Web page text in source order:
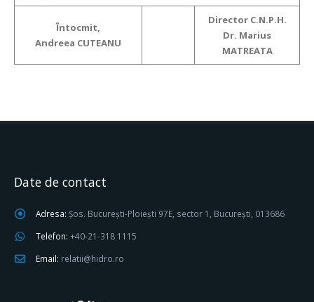
Întocmit,
Andreea CUTEANU
Director C.N.P.H.
Dr. Marius
MATREATA
Date de contact
Adresa: Șos. București-Ploiești 97E, sector 1, București, 013686
Telefon: +40-21-318 1115
Email: relatii@hidro.ro